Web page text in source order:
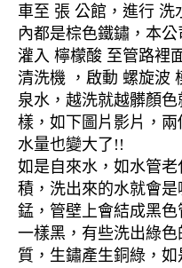
車至 張 公館，進行 洗
內都是棕色鐵鏽，本
灌入 檸檬酸 至管路裡
清洗機 ，啟動 螺旋波
泉水，越洗就越髒顏
樣，如下圖片影片，
水量也變大了!!
如是自來水，如水管
積，洗出來的水就會
錳，管壁上會結成黑
一樣黑，有些洗出綠
質，生鏽產生銅綠，